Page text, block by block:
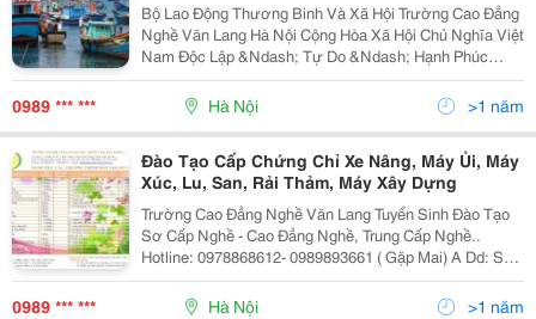
Bộ Lao Động Thương Binh Và Xã Hội Trường Cao Đẳng
Nghề Văn Lang Hà Nội Cộng Hòa Xã Hội Chủ Nghĩa Việt
Nam Độc Lập &Ndash; Tự Do &Ndash; Hạnh Phúc
Thông Báo Tuyển Sinh Trường Cao Đẳng
0989 *** *** Hà Nội >1 năm
Đào Tạo Cấp Chứng Chỉ Xe Nâng, Máy Ủi, Máy
Xúc, Lu, San, Rải Thảm, Máy Xây Dựng
Trường Cao Đẳng Nghề Văn Lang Tuyển Sinh Đào Tạo
Sơ Cấp Nghề - Cao Đẳng Nghề, Trung Cấp Nghề..
Hotline: 0978868612- 0989893661 ( Gặp Mai) A Dd: Số
457 Đường Hoàng Quốc Việt - Quận Cầu Giấy - Hà Nội
Hotline: 0978868612- 0989893661 ( Gặp Ma
0989 *** *** Hà Nội >1 năm